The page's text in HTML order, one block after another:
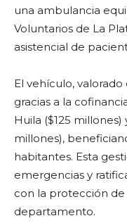
una ambulancia
Voluntarios de La
asistencial de
El vehículo,
gracias a la
Huila ($125
millones),
habitantes. Esta
emergencias y
con la protección
departamento.